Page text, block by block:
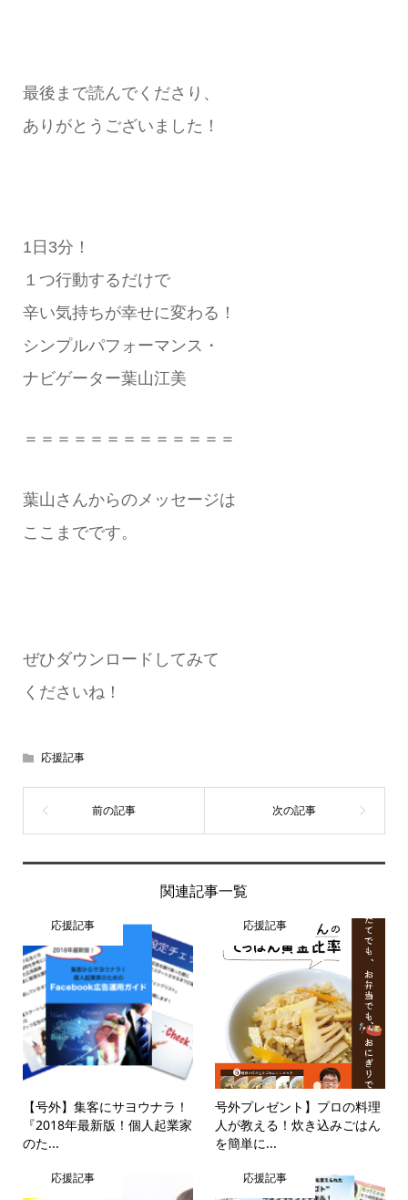
最後まで読んでくださり、
ありがとうございました！
1日3分！
１つ行動するだけで
辛い気持ちが幸せに変わる！
シンプルパフォーマンス・
ナビゲーター葉山江美
＝＝＝＝＝＝＝＝＝＝＝＝＝
葉山 さんからのメッセージは
ここまでです。
ぜひダウンロードしてみて
くださいね！
応援記事
関連記事一覧
応援記事
【号外】集客にサヨウナラ！
『2018年最新版！個人起業家
のた...
応援記事
号外プレゼント】プロの料理
人が教える！炊き込みごはん
を簡単に...
応援記事 応援記事